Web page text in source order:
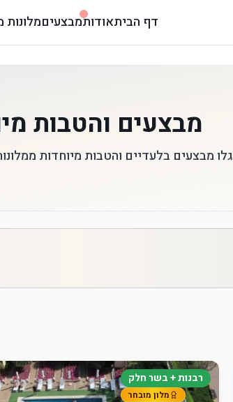
דף הביתאודותמבצעיםמלונות
מבצעים והטבות
גלו מבצעים בלעדיים והטבות מיוחדות
רבנות + בשר חלק
מלון מובחר